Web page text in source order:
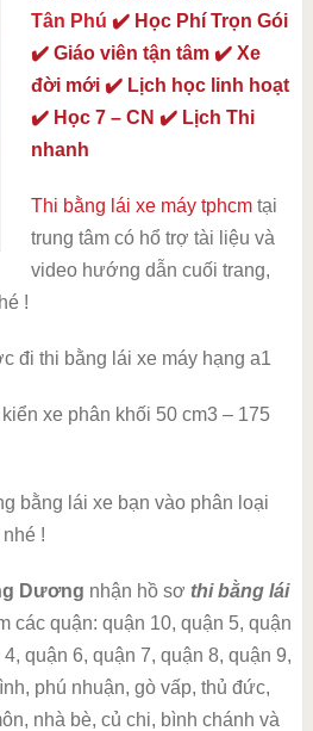
Tân Phú ✔️ Học Phí Trọn Gói
✔️ Giáo viên tận tâm ✔️ Xe
đời mới ✔️ Lịch học linh hoạt
✔️ Học 7 – CN ✔️ Lịch Thi
nhanh
Thi bằng lái xe máy tphcmtại
trung tâm có hổ trợ tài liệu và
video hướng dẫn cuối trang,
!
đi thi bằng lái xe máy hạng a1
xe phân khối 50 cm3 – 175
bằng lái xe bạn vào phân loại
!
Dương nhận hồ sơ thi bằng lái
các quận: quận 10, quận 5, quận
quận 6, quận 7, quận 8, quận 9,
phú nhuận, gò vấp, thủ đức,
nhà bè, củ chi, bình chánh và